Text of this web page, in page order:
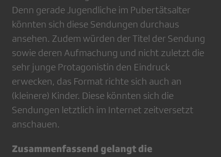
Denn gerade Jugendliche im Pubertätsalter
könnten sich diese Sendungen durchaus
ansehen. Zudem würden der Titel der Sendung
sowie deren Aufmachung und nicht zuletzt die
sehr junge Protagonistin den Eindruck
erwecken, das Format richte sich auch an
(kleinere) Kinder. Diese könnten sich die
Sendungen letztlich im Internet zeitversetzt
anschauen.
Zusammenfassend gelangt die